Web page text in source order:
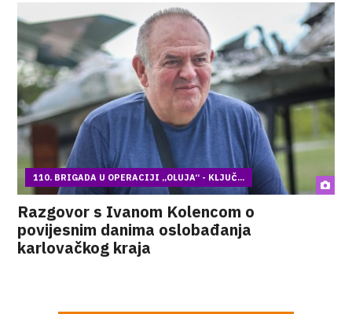
110. BRIGADA U OPERACIJI „OLUJA“ - KLJUČ...
Razgovor s Ivanom Kolencom o
povijesnim danima oslobađanja
karlovačkog kraja